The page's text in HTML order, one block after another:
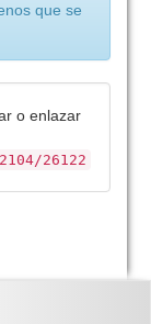
que se
o enlazar
26122